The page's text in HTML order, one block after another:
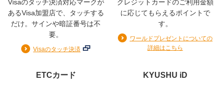
◆最高2,000万円の海外旅行傷害保険（利用条件有）
◆年間100万円までのお買物安心保険（海外でのご利用お
よび国内でのリボ払い・分割払い(3回以上)のご利用）
Visaのタッチ決済対応マークが
あるVisa加盟店で、タッチする
だけ。サインや暗証番号は不
要。
Visaのタッチ決済
クレジットカードのご利用金額
に応じてもらえるポイントで
す。
ワールドプレゼントについての
詳細はこちら
ETCカード KYUSHU iD